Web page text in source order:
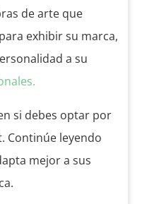
de arte que
exhibir su marca,
a su
si debes optar por
Continúe leyendo
mejor a sus